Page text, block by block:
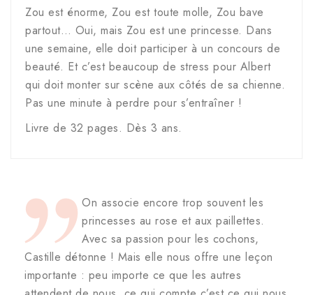
Zou est énorme, Zou est toute molle, Zou bave
partout… Oui, mais Zou est une princesse. Dans
une semaine, elle doit participer à un concours de
beauté. Et c’est beaucoup de stress pour Albert
qui doit monter sur scène aux côtés de sa chienne.
Pas une minute à perdre pour s’entraîner !
Livre de 32 pages. Dès 3 ans.
On associe encore trop souvent les
princesses au rose et aux paillettes.
Avec sa passion pour les cochons,
Castille détonne ! Mais elle nous offre une leçon
importante : peu importe ce que les autres